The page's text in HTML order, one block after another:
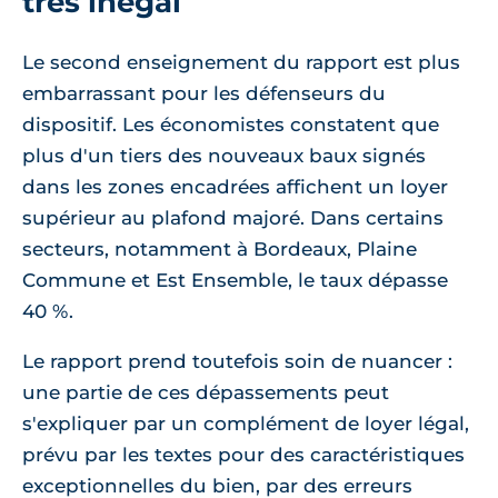
Le second enseignement du rapport est plus
embarrassant pour les défenseurs du
dispositif. Les économistes constatent que
plus d'un tiers des nouveaux baux signés
dans les zones encadrées affichent un loyer
supérieur au plafond majoré. Dans certains
secteurs, notamment à Bordeaux, Plaine
Commune et Est Ensemble, le taux dépasse
40 %.
Le rapport prend toutefois soin de nuancer :
une partie de ces dépassements peut
s'expliquer par un complément de loyer légal,
prévu par les textes pour des caractéristiques
exceptionnelles du bien, par des erreurs